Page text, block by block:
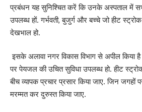
प्रबंधन यह सुनिश्चित करें कि उनके अस्पताल में
उपलब्ध हों. गर्भवती, बुजुर्ग और बच्चे जो हीट
देखभाल हो.
इसके अलावा नगर विकास विभाग से अपील किया है
पर पेयजल की उचित सुविधा उपलब्ध हो. हीट
बीच व्यापक प्रचार प्रसार किया जाए. जिन
मरम्मत कर दुरुस्त किया जाए.